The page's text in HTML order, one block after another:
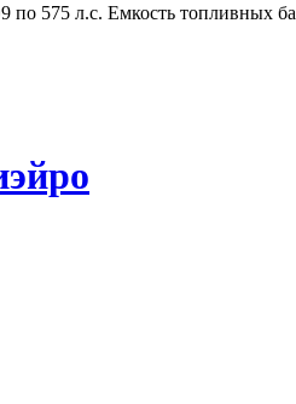
575 л.с. Емкость топливных